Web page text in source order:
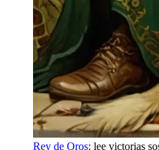
Rey de Oros: lee victorias